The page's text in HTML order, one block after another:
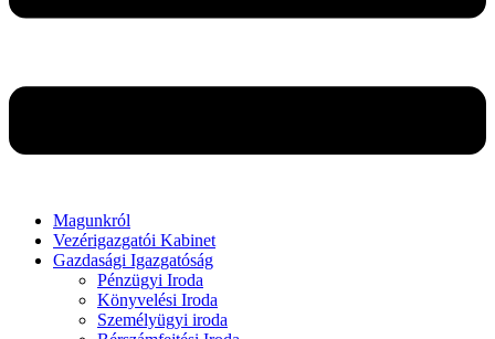
Magunkról
Vezérigazgatói Kabinet
Gazdasági Igazgatóság
Pénzügyi Iroda
Könyvelési Iroda
Személyügyi iroda